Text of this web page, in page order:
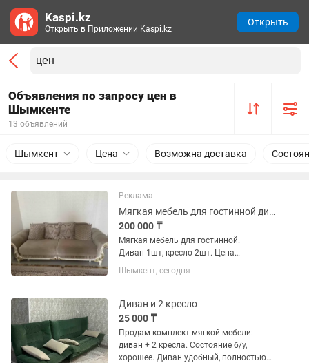
Объявления по запросу цен в
Шымкенте
13 объявлений
Шымкент Цена Возможна доставка
Реклама
Мягкая мебель для гостинной диван
200 000 ₸
Мягкая мебель для гостинной.
Диван-1шт, кресло 2шт. Цена
окончательная
Шымкент, сегодня
Диван и 2 кресло
25 000 ₸
Продам комплект мягкой мебели:
диван + 2 кресла. Состояние б/у,
хорошее. Диван удобный, полностью
Kaspi.kz
Открыть в Приложении Kaspi.kz
Открыть